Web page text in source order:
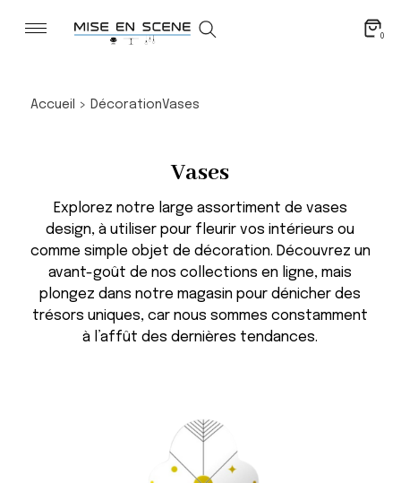
0
Accueil > DécorationVases
Vases
Explorez notre large assortiment de vases
design, à utiliser pour fleurir vos intérieurs ou
comme simple objet de décoration. Découvrez un
avant-goût de nos collections en ligne, mais
plongez dans notre magasin pour dénicher des
trésors uniques, car nous sommes constamment
à l’affût des dernières tendances.